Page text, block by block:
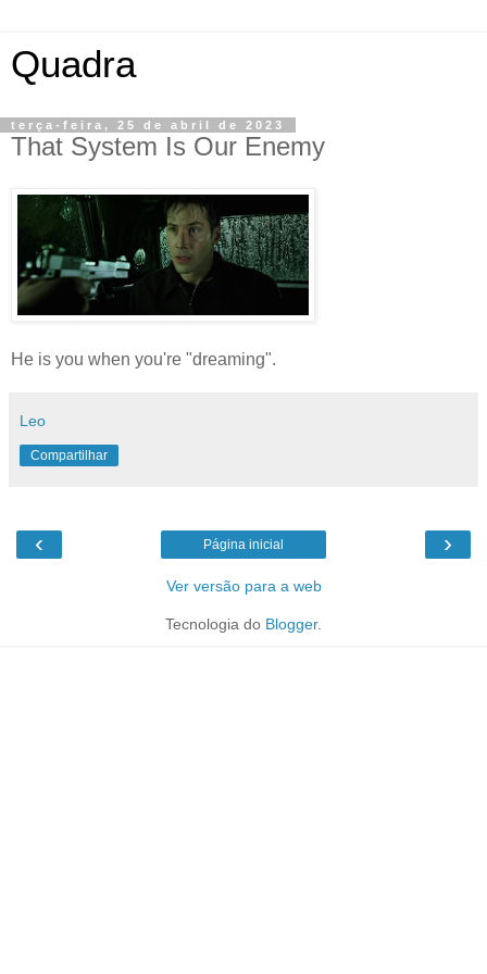
Quadra
terça-feira, 25 de abril de 2023
That System Is Our Enemy
He is you when you're "dreaming".
Leo
Compartilhar
‹ ›
Página inicial
Ver versão para a web
Tecnologia do Blogger.